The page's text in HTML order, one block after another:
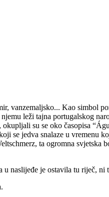
vanzemaljsko... Kao simbol
leži tajna portugalskog
su se oko časopisa
se jedva snalaze u vremenu
ta ogromna svjetska
naslijeđe je ostavila tu riječ, ni